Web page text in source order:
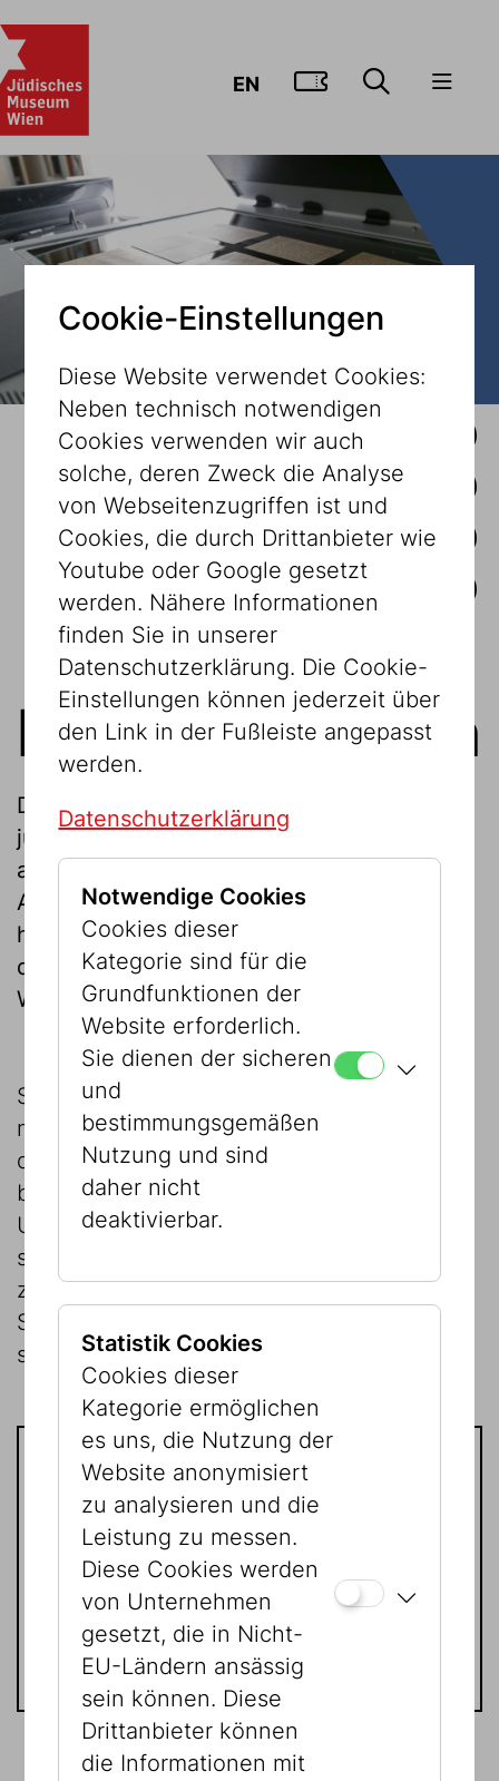
EN ZUM
FREUNDESKREISE JAHRESKARTE
SPENDEN SIE JETZT!
SPONSORING & PARTNERSCHAFT SCHENKEN
Privatspenden
Das Jüdische Museum Wien ist das erste
jüdische Museum weltweit. Mit seinem
abwechslungsreichen
Ausstellungsprogramm und seinen
herausragenden Sammlungen zählt es zu
den bedeutendsten Sehenswürdigkeiten
Wiens!
Sie möchten das Jüdische Museum Wien
mit einer Spende unterstützen, dem Verein
der Freunde des Jüdischen Museums Wien
beitreten oder eine andere
Unterstützungsmöglichkeit nutzen? Wir
sind uns sicher, Ihnen ein Modell anbieten
zu können, das Ihren Interessen entspricht.
Spenden an das Jüdische Museum Wien
sind steuerlich absetzbar.
Kontakt
Tel:+43 1 535 04 31 - 1514
E-Mail:marketing@jmw.at
Cookie-Einstellungen
Diese Website verwendet Cookies:
Neben technisch notwendigen
Cookies verwenden wir auch
solche, deren Zweck die Analyse
von Webseitenzugriffen ist und
Cookies, die durch Drittanbieter wie
Youtube oder Google gesetzt
werden. Nähere Informationen
finden Sie in unserer
Datenschutzerklärung. Die Cookie-
Einstellungen können jederzeit über
den Link in der Fußleiste angepasst
werden.
Datenschutzerklärung
Notwendige Cookies
Cookies dieser
Kategorie sind für die
Grundfunktionen der
Website erforderlich.
Sie dienen der sicheren
und
bestimmungsgemäßen
Nutzung und sind
daher nicht
deaktivierbar.
Statistik Cookies
Cookies dieser
Kategorie ermöglichen
es uns, die Nutzung der
Website anonymisiert
zu analysieren und die
Leistung zu messen.
Diese Cookies werden
von Unternehmen
gesetzt, die in Nicht-
EU-Ländern ansässig
sein können. Diese
Drittanbieter können
die Informationen mit